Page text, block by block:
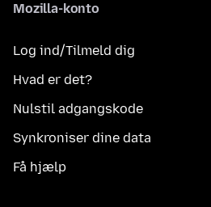
Mozilla-konto
Log ind/Tilmeld dig
Hvad er det?
Nulstil adgangskode
Synkroniser dine data
Få hjælp